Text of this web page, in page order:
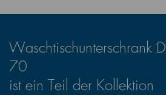
Waschtischunterschrank
70
ist ein Teil der Kollektion